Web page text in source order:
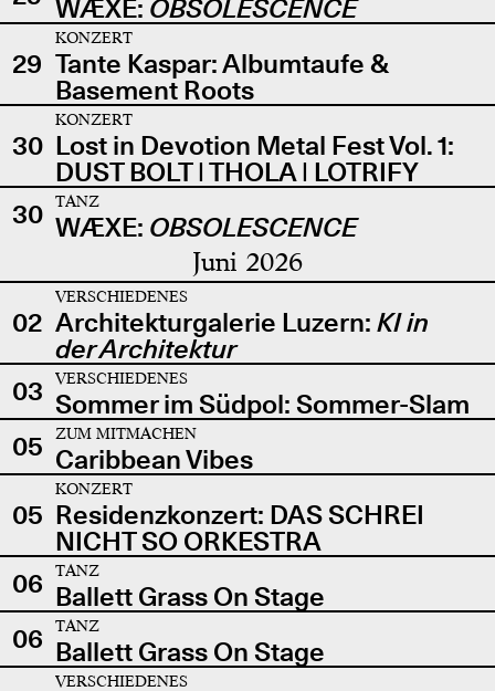
WÆXE: OBSOLESCENCE
29
KONZERT
Tante Kaspar: Albumtaufe &
Basement Roots
30
KONZERT
Lost in Devotion Metal Fest Vol. 1:
DUST BOLT | THOLA | LOTRIFY
30
TANZ
WÆXE: OBSOLESCENCE
Juni 2026
02
VERSCHIEDENES
Architekturgalerie Luzern: KI in
der Architektur
03
VERSCHIEDENES
Sommer im Südpol: Sommer-Slam
05
ZUM MITMACHEN
Caribbean Vibes
05
KONZERT
Residenzkonzert: DAS SCHREI
NICHT SO ORKESTRA
06
TANZ
Ballett Grass On Stage
06
TANZ
Ballett Grass On Stage
VERSCHIEDENES